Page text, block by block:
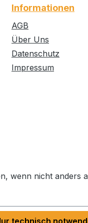
Informationen
AGB
Über Uns
Datenschutz
Impressum
wenn nicht anders
technisch